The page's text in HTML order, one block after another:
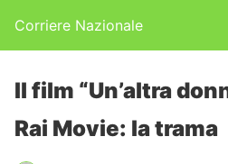
Corriere Nazionale
Il film “Un’altra
Rai Movie: la trama